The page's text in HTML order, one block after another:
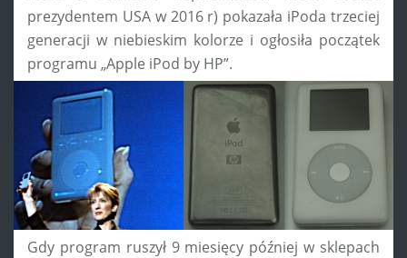
prezydentem USA w 2016 r) pokazała iPoda trzeciej
generacji w niebieskim kolorze i ogłosiła początek
programu „Apple iPod by HP”.
Gdy program ruszył 9 miesięcy później w sklepach